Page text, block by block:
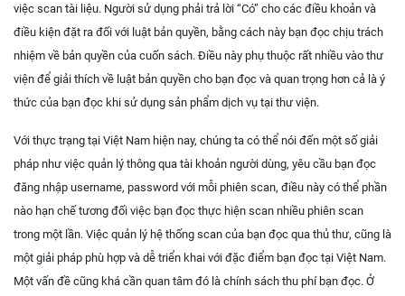
việc scan tài liệu. Người sử dụng phải trả lời “Có” cho các điều khoản và
điều kiện đặt ra đối với luật bản quyền, bằng cách này bạn đọc chịu trách
nhiệm về bản quyền của cuốn sách. Điều này phụ thuộc rất nhiều vào thư
viện để giải thích về luật bản quyền cho bạn đọc và quan trọng hơn cả là ý
thức của bạn đọc khi sử dụng sản phẩm dịch vụ tại thư viện.
Với thực trạng tại Việt Nam hiện nay, chúng ta có thể nói đến một số giải
pháp như việc quản lý thông qua tài khoản người dùng, yêu cầu bạn đọc
đăng nhập username, password với mỗi phiên scan, điều này có thể phần
nào hạn chế tương đối việc bạn đọc thực hiện scan nhiều phiên scan
trong một lần. Việc quản lý hệ thống scan của bạn đọc qua thủ thư, cũng là
một giải pháp phù hợp và dễ triển khai với đặc điểm bạn đọc tại Việt Nam.
Một vấn đề cũng khá cần quan tâm đó là chính sách thu phí bạn đọc. Ở